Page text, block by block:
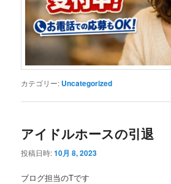
カテゴリー: Uncategorized
アイドルホースの引退
投稿日時:10月 8, 2023
ブログ担当のTです